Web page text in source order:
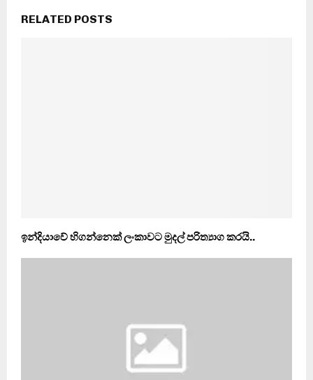
RELATED POSTS
ඉන්දියාවේ හිගන්නෙක් ලංකාවට මුදල් පරිත්‍යාග කරයි..